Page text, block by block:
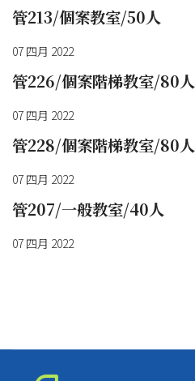
管213/個案教室/50人
07 四月 2022
管226/個案階梯教室/80人
07 四月 2022
管228/個案階梯教室/80人
07 四月 2022
管207/一般教室/40人
07 四月 2022